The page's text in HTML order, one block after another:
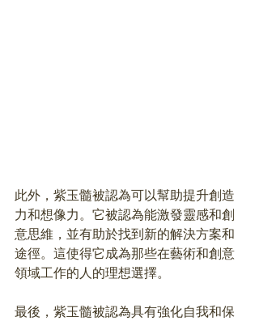
此外，紫玉髓被認為可以幫助提升創造
力和想像力。它被認為能激發靈感和創
意思維，並有助於找到新的解決方案和
途徑。這使得它成為那些在藝術和創意
領域工作的人的理想選擇。
最後，紫玉髓被認為具有強化自我和保